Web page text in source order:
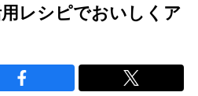
レシピでおいしくア